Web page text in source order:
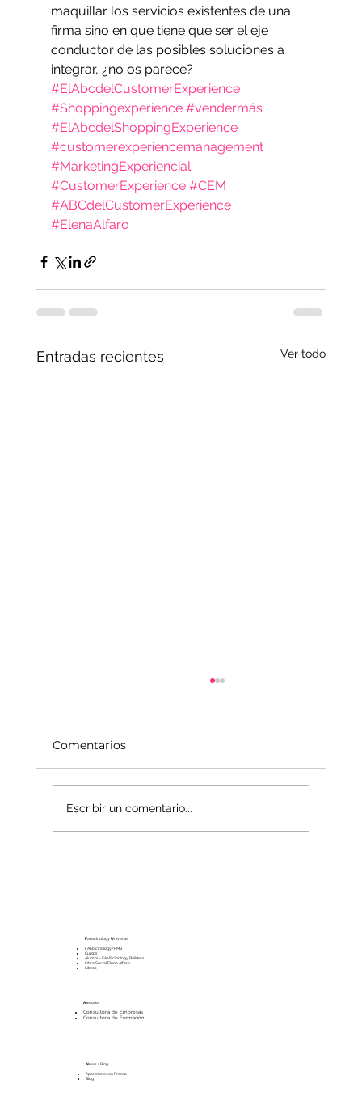
maquillar los servicios existentes de una
firma sino en que tiene que ser el eje
conductor de las posibles soluciones a
integrar, ¿no os parece?
#ElAbcdelCustomerExperience
#Shoppingexperience #vendermás
#ElAbcdelShoppingExperience
#customerexperiencemanagement
#MarketingExperiencial
#CustomerExperience #CEM
#ABCdelCustomerExperience
#ElenaAlfaro
Entradas recientes Ver todo
Comentarios
Escribir un comentario...
FanscinologyUniverse
FANScinology/FMB
Cursos
Alumni – FANScinology Builders
Obra Social Elena Alfaro
Libros
Asesoría
Consultoría de Empresas
Consultoría de Formación
News / Blog
Apariciones en Prensa
Blog